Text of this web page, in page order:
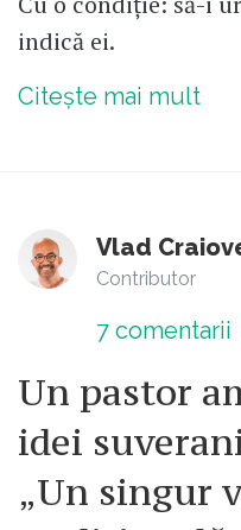
indică ei.
Citește mai mult
Vlad
Contributor
7 comentarii
Un pastor
idei
„Un singur